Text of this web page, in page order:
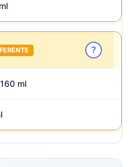
?
160 ml